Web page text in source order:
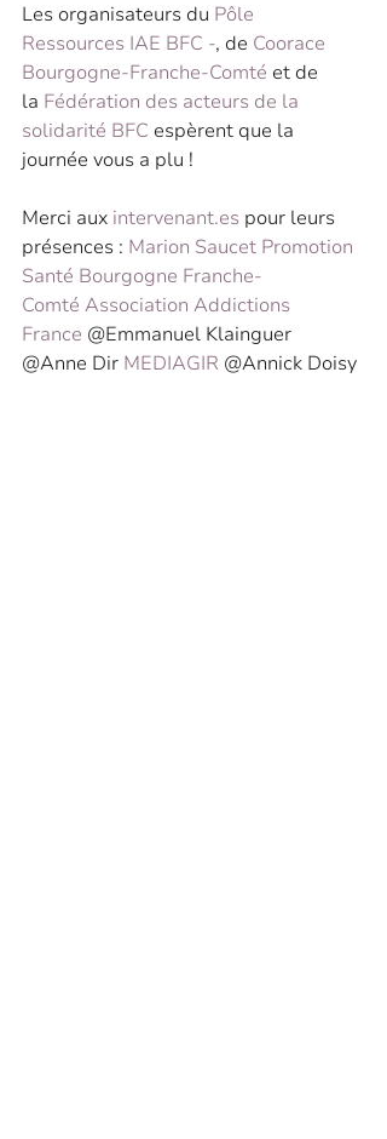
Les organisateurs du Pôle
Ressources IAE BFC -, de Coorace
Bourgogne-Franche-Comté et de
la Fédération des acteurs de la
solidarité BFC espèrent que la
journée vous a plu !
Merci aux intervenant.es pour leurs
présences : Marion Saucet Promotion
Santé Bourgogne Franche-
Comté Association Addictions
France @Emmanuel Klainguer
@Anne Dir MEDIAGIR @Annick Doisy